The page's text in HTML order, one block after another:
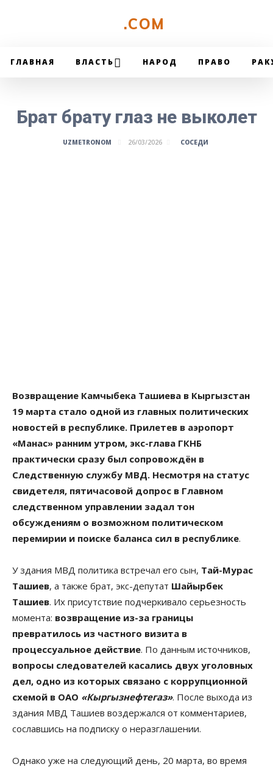
.COM
ГЛАВНАЯ ВЛАСТЬ НАРОД ПРАВО
Брат брату глаз не выколет
UZMETRONOM 26/03/2026 СОСЕДИ
Возвращение Камчыбека Ташиева в Кыргызстан
19 марта стало одной из главных политических
новостей в республике. Прилетев в аэропорт
«Манас» ранним утром, экс-глава ГКНБ
практически сразу был сопровождён в
Следственную службу МВД. Несмотря на статус
свидетеля, пятичасовой допрос в Главном
следственном управлении задал тон
обсуждениям о возможном политическом
перемирии и поиске баланса сил в республике.
У здания МВД политика встречал его сын, Тай-Мурас
Ташиев, а также брат, экс-депутат Шайырбек
Ташиев. Их присутствие подчеркивало серьезность
момента: возвращение из-за границы
превратилось из частного визита в
процессуальное действие. По данным источников,
вопросы следователей касались двух уголовных
дел, одно из которых связано с коррупционной
схемой в ОАО «Кыргызнефтегаз». После выхода из
здания МВД Ташиев воздержался от комментариев,
сославшись на подписку о неразглашении.
Однако уже на следующий день, 20 марта, во время